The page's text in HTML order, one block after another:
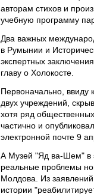
авторам стихов и
учебную программу
Два важных
в Румынии и
экспертных
главу о Холокосте.
Первоначально, ввиду
двух учреждений,
хотя ряд
частично и
электронной почте 9
А Музей "Яд ва-Шем" в
реальные проблемы
Молдова. Из
истории